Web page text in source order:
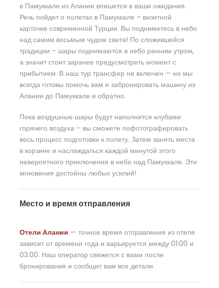
в Памуккале из Алании впишется в ваши ожидания.
Речь пойдет о полетах в Памуккале – визитной
карточке современной Турции. Вы подниметесь в небо
над самим восьмым чудом света! По сложившейся
традиции – шары поднимаются в небо ранним утром,
а значит стоит заранее предусмотреть момент с
прибытием. В наш тур трансфер не включен — но мы
всегда готовы помочь вам и забронировать машину из
Алании до Памуккале и обратно.
Пока воздушные шары будут наполнятся клубами
горячего воздуха – вы сможете пофотографировать
весь процесс подготовки к полету. Затем занять места
в корзине и наслаждаться каждой минутой этого
невероятного приключения в небе над Памуккале. Эти
мгновения достойны любых усилий!
Место и время отправления
Отели Алании — точное время отправления из отеля
зависит от времени года и варьируется между 01:00 и
03:00. Наш оператор свяжется с вами после
бронирования и сообщит вам все детали.